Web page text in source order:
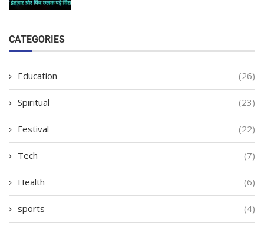
CATEGORIES
Education (26)
Spiritual (23)
Festival (22)
Tech (7)
Health (6)
sports (4)